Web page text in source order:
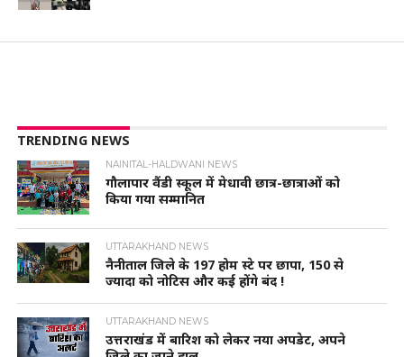
TRENDING NEWS
NAINITAL-HALDWANI NEWS
गौलापार वैंडी स्कूल में मेधावी छात्र-छात्राओं को
किया गया सम्मानित
UTTARAKHAND NEWS
नैनीताल जिले के 197 होम स्टे पर छापा, 150 से
ज्यादा को नोटिस और कई होंगे बंद !
UTTARAKHAND NEWS
उत्तराखंड में बारिश को लेकर नया अपडेट, अपने